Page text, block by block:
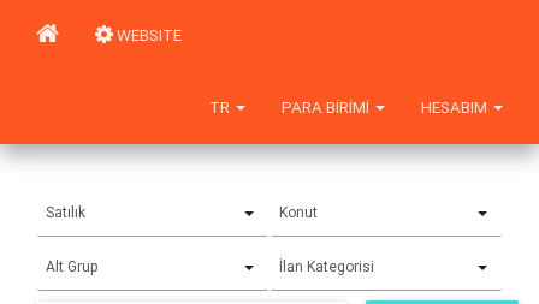
WEBSITE
HESABIM
PARA BIRIMI
TR
Satılık Konut
Alt Grup İlan Kategorisi